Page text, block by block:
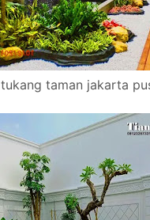
tukang taman jakarta